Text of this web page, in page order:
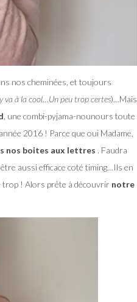
nos cheminées, et toujours
va à la cool…Un peu trop certes)…Mais
, une combi-pyjama-nounours toute
2016 ! Parce que oui Madame,
nos boites aux lettres . Faudra
aussi efficace coté timing…Ils en
trop ! Alors prête à découvrir notre